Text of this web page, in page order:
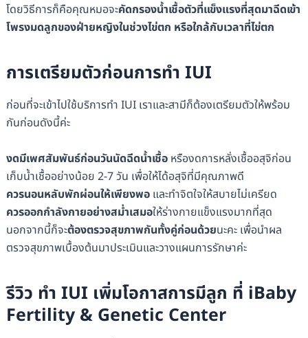
โดยวิธีการก็คือคุณหมอจะคัดกรองน้ำเชื้อตัวที่แข็งแรงที่สุดมาฉีดเข้า
โพรงมดลูกของฝ่ายหญิงในช่วงไข่ตก หรือใกล้กับเวลาที่ไข่ตก
การเตรียมตัวก่อนการทำ IUI
ก่อนที่จะเข้าไปใช้บริการทำ IUI เราและสามีก็ต้องเตรียมตัวให้พร้อม
กันก่อนดังนี้ค่ะ
งดมีเพศสัมพันธ์ก่อนวันนัดฉีดน้ำเชื้อหรืองดการหลั่งเชื้ออสุจิก่อน
เก็บน้ำเชื้ออย่างน้อย 2-7 วัน เพื่อให้ได้อสุจิที่มีคุณภาพดี
ควรนอนหลับพักผ่อนให้เพียงพอและทำจิตใจให้สบายไม่เครียด
ควรออกกำลังกายอย่างสม่ำเสมอให้ร่างกายแข็งแรงมากที่สุด
นอกจากนี้ก็จะต้องตรวจสุขภาพกันทั้งคู่ก่อนด้วยนะคะ เพื่อนำผล
ตรวจสุขภาพเบื้องต้นมาประเมินและวางแผนการรักษาค่ะ
รีวิว ทำ IUI เพิ่มโอกาสการมีลูก ที่ iBaby
Fertility & Genetic Center